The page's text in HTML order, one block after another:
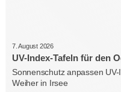
7. August 2026
UV-Index-Tafeln für den
Sonnenschutz anpassen
Weiher in Irsee